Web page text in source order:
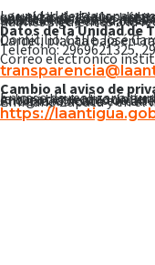
La unidad de transparencia, responderá en el domicilio o medio que el titular de los datos personales designe en su solicitud, en un plazo de 15 días hábiles que puede ser
Datos de la Unidad de
Domicilio: Calle José Cardel número 1, Colonia
Teléfono: 2969621325,
Correo electrónico
Cambio al aviso de
En caso de realizar alguna modificación al Aviso de Privacidad, se le hará de su conocimiento en la oficina de adquisiciones que se encuentra dentro de las
https://